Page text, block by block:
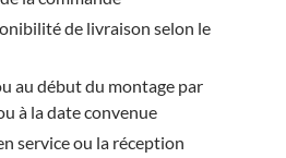
de livraison selon le
au début du montage par
à la date convenue
service ou la réception